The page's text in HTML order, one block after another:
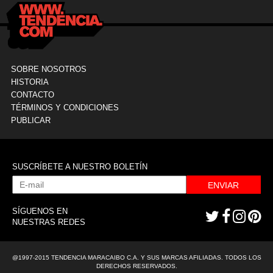
SOBRE NOSOTROS
HISTORIA
CONTACTO
TÉRMINOS Y CONDICIONES
PUBLICAR
SUSCRÍBETE A NUESTRO BOLETÍN
ENVIAR
SÍGUENOS EN
NUESTRAS REDES
@1997-2015 TENDENCIA MARACAIBO C.A. Y SUS MARCAS AFILIADAS. TODOS LOS
DERECHOS RESERVADOS.